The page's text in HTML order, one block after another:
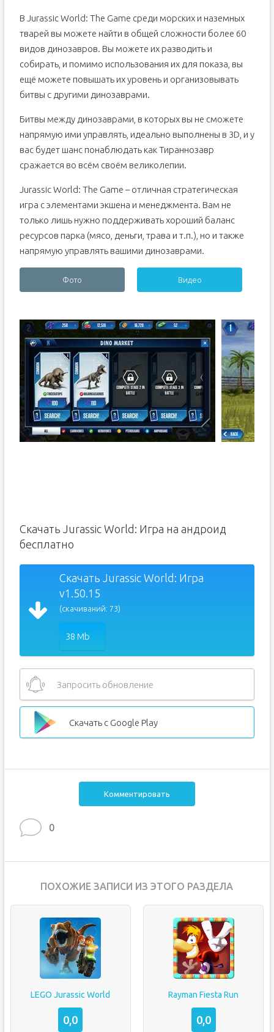
В Jurassic World: The Game среди морских и наземных
тварей вы можете найти в общей сложности более 60
видов динозавров. Вы можете их разводить и
собирать, и помимо использования их для показа, вы
ещё можете повышать их уровень и организовывать
битвы с другими динозаврами.
Битвы между динозаврами, в которых вы не сможете
напрямую ими управлять, идеально выполнены в 3D, и у
вас будет шанс понаблюдать как Тираннозавр
сражается во всём своём великолепии.
Jurassic World: The Game – отличная стратегическая
игра с элементами экшена и менеджмента. Вам не
только лишь нужно поддерживать хороший баланс
ресурсов парка (мясо, деньги, трава и т.п.), но и также
напрямую управлять вашими динозаврами.
Фото Видео
Скачать Jurassic World: Игра на андроид
бесплатно
Скачать Jurassic World: Игра
v1.50.15
(скачиваний: 73)
38 Mb
Запросить обновление
Скачать с Google Play
Комментировать
0
ПОХОЖИЕ ЗАПИСИ ИЗ ЭТОГО РАЗДЕЛА
LEGO Jurassic World
0,0
Rayman Fiesta Run
0,0